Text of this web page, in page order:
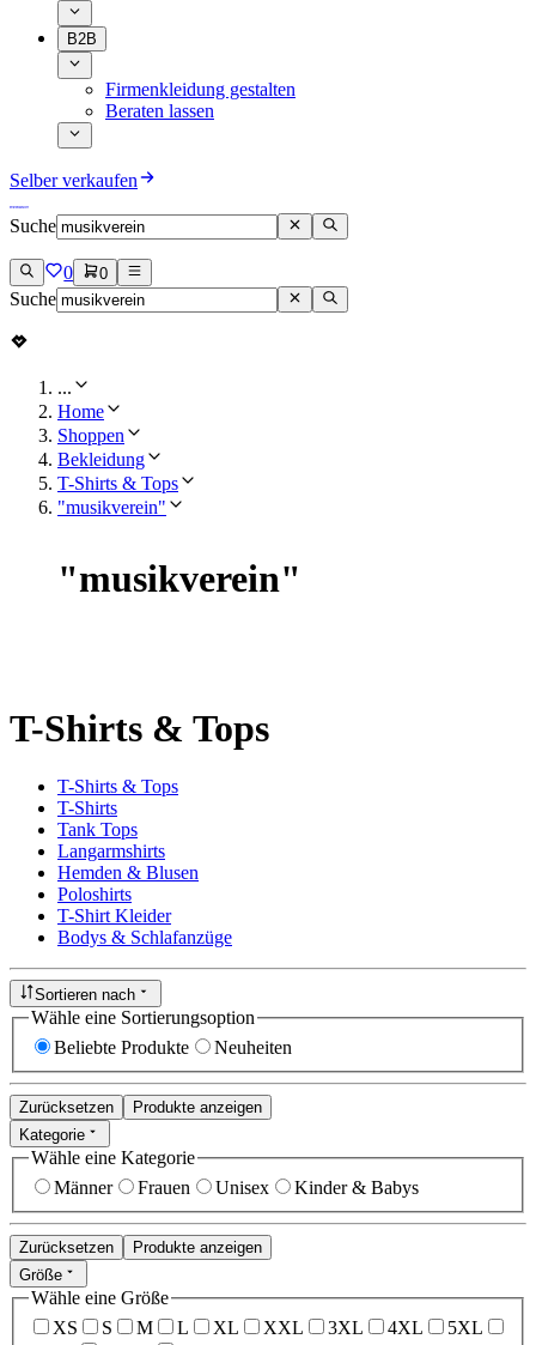
B2B
Firmenkleidung gestalten
Beraten lassen
Selber verkaufen
Suche
0 0
Suche
...
Home
Shoppen
Bekleidung
T-Shirts & Tops
"musikverein"
"musikverein"
T-Shirts & Tops
T-Shirts & Tops
T-Shirts
Tank Tops
Langarmshirts
Hemden & Blusen
Poloshirts
T-Shirt Kleider
Bodys & Schlafanzüge
Sortieren nach
Wähle eine Sortierungsoption
Beliebte Produkte
Neuheiten
Zurücksetzen
Produkte anzeigen
Kategorie
Wähle eine Kategorie
Männer
Frauen Unisex Kinder & Babys
Zurücksetzen
Produkte anzeigen
Größe
Wähle eine Größe
XS
S M L XL XXL 3XL 4XL
5XL